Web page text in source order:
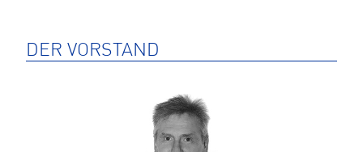
DER VORSTAND